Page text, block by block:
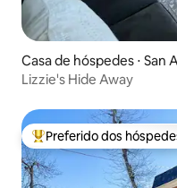
Casa de hóspedes ⋅ San
Lizzie's Hide Away
Entre os melhores
Preferido dos